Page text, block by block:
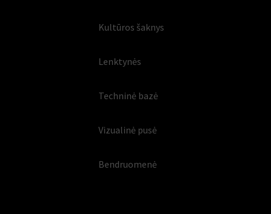
Kultūros šaknys
Lenktynės
Techninė bazė
Vizualinė pusė
Bendruomenė